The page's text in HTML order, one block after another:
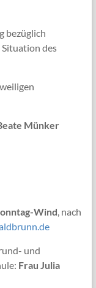
bezüglich
des
Münker
Wind, nach
und
Frau Julia